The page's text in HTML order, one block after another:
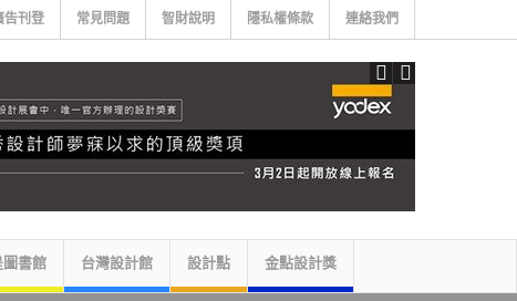
告刊登 常見問題 智財說明 隱私權條款 連絡我們
圖書館 台灣設計館 設計點 金點設計獎